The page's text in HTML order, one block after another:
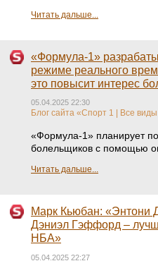
Читать дальше...
«Формула-1»
режиме реального
это повысит интерес
05.04.2025 22:30
Блог сайта «Спорт 1 | Все
«Формула-1» планирует
болельщиков с помощью
Читать дальше...
Марк Кьюбан: «Энтони
Дэниэл Гэффорд –
НБА»
05.04.2025 22:27